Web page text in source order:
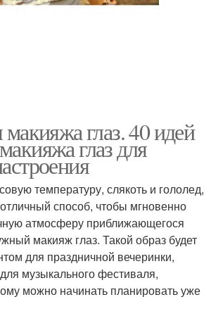
глаз. 40 идей
глаз для
температуру, слякоть и гололед,
способ, чтобы мгновенно
атмосферу приближающегося
макияж глаз. Такой образ будет
для праздничной вечеринки,
музыкального фестиваля,
можно начинать планировать уже